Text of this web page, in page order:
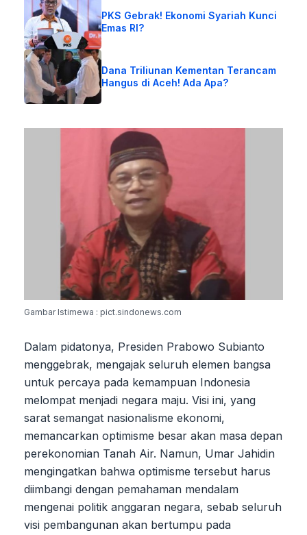
PKS Gebrak! Ekonomi Syariah Kunci
Emas RI?
Dana Triliunan Kementan Terancam
Hangus di Aceh! Ada Apa?
Gambar Istimewa : pict.sindonews.com
Dalam pidatonya, Presiden Prabowo Subianto
menggebrak, mengajak seluruh elemen bangsa
untuk percaya pada kemampuan Indonesia
melompat menjadi negara maju. Visi ini, yang
sarat semangat nasionalisme ekonomi,
memancarkan optimisme besar akan masa depan
perekonomian Tanah Air. Namun, Umar Jahidin
mengingatkan bahwa optimisme tersebut harus
diimbangi dengan pemahaman mendalam
mengenai politik anggaran negara, sebab seluruh
visi pembangunan akan bertumpu pada